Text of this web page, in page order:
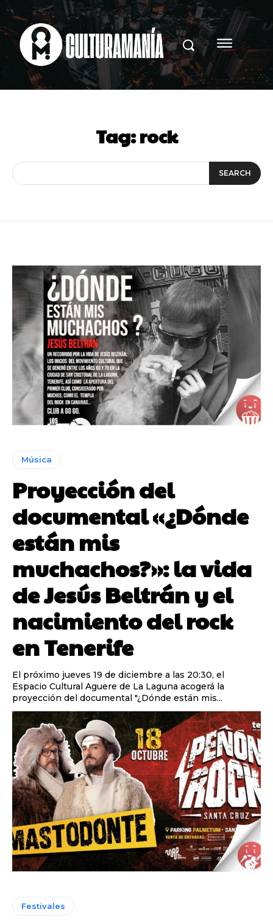
Tag:rock
SEARCH
Música
Proyección del
documental «¿Dónde
están mis
muchachos?»: la vida
de Jesús Beltrán y el
nacimiento del rock
en Tenerife
El próximo jueves 19 de diciembre a las 20:30, el
Espacio Cultural Aguere de La Laguna acogerá la
proyección del documental "¿Dónde están mis...
Festivales